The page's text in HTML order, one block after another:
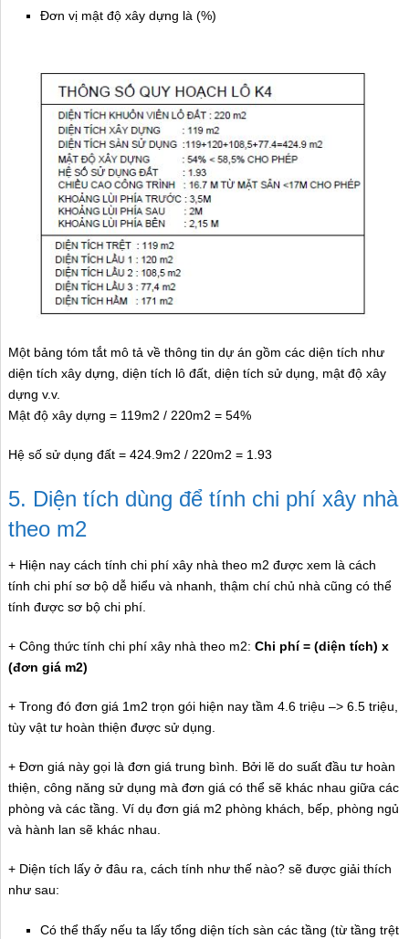
Đơn vị mật độ xây dựng là (%)
Một bảng tóm tắt mô tả về thông tin dự án gồm các diện tích như
diện tích xây dựng, diện tích lô đất, diện tích sử dụng, mật độ xây
dựng v.v.
Mật độ xây dựng = 119m2 / 220m2 = 54%
Hệ số sử dụng đất = 424.9m2 / 220m2 = 1.93
5. Diện tích dùng để tính chi phí xây nhà
theo m2
+ Hiện nay cách tính chi phí xây nhà theo m2 được xem là cách
tính chi phí sơ bộ dễ hiểu và nhanh, thậm chí chủ nhà cũng có thể
tính được sơ bộ chi phí.
+ Công thức tính chi phí xây nhà theo m2: Chi phí = (diện tích) x
(đơn giá m2)
+ Trong đó đơn giá 1m2 trọn gói hiện nay tầm 4.6 triệu –> 6.5 triệu,
tùy vật tư hoàn thiện được sử dụng.
+ Đơn giá này gọi là đơn giá trung bình. Bởi lẽ do suất đầu tư hoàn
thiện, công năng sử dụng mà đơn giá có thể sẽ khác nhau giữa các
phòng và các tầng. Ví dụ đơn giá m2 phòng khách, bếp, phòng ngủ
và hành lan sẽ khác nhau.
+ Diện tích lấy ở đâu ra, cách tính như thế nào? sẽ được giải thích
như sau:
Có thể thấy nếu ta lấy tổng diện tích sàn các tầng (từ tầng trệt